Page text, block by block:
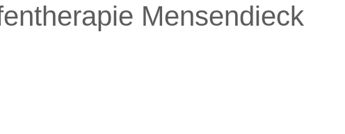
Mensendieck